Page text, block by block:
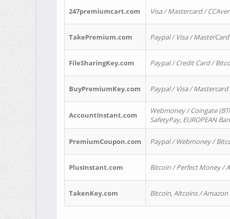
247premiumcart.com Visa / Mastercard /
TakePremium.com Paypal / Visa /
FileSharingKey.com Paypal / Credit Card /
BuyPremiumKey.com Paypal / Visa /
AccountInstant.com
Webmoney / Coingate
SafetyPay, EUROPEAN
PremiumCoupon.com Paypal / Webmoney /
PlusInstant.com Bitcoin / Perfect Money /
TakenKey.com Bitcoin, Altcoins / Amazon